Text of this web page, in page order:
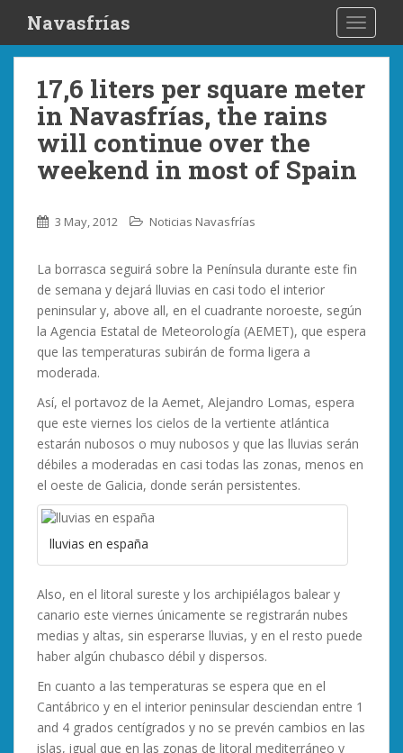
i
Navasfrías
17,6 liters per square meter
in Navasfrías, the rains
will continue over the
weekend in most of Spain
3 May, 2012 Noticias Navasfrías
La borrasca seguirá sobre la Península durante este fin
de semana y dejará lluvias en casi todo el interior
peninsular y, above all, en el cuadrante noroeste, según
la Agencia Estatal de Meteorología (AEMET), que espera
que las temperaturas subirán de forma ligera a
moderada.
Así, el portavoz de la Aemet, Alejandro Lomas, espera
que este viernes los cielos de la vertiente atlántica
estarán nubosos o muy nubosos y que las lluvias serán
débiles a moderadas en casi todas las zonas, menos en
el oeste de Galicia, donde serán persistentes.
lluvias en españa
Also, en el litoral sureste y los archipiélagos balear y
canario este viernes únicamente se registrarán nubes
medias y altas, sin esperarse lluvias, y en el resto puede
haber algún chubasco débil y dispersos.
En cuanto a las temperaturas se espera que en el
Cantábrico y en el interior peninsular desciendan entre 1
and 4 grados centígrados y no se prevén cambios en las
islas, igual que en las zonas de litoral mediterráneo y